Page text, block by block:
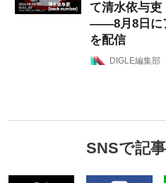
て清水依与
——8月8日に
を配信
DIGLE編集部
SNSで記